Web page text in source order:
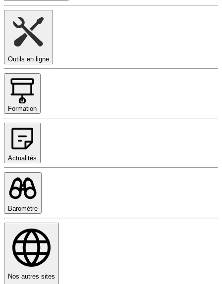
Outils en ligne
Formation
Actualités
Baromètre
Nos autres sites